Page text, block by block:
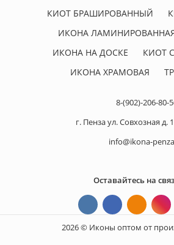
КИОТ БРАШИРОВАННЫЙ
ИКОНА
ИКОНА НА ДОСКЕ
КИОТ
ИКОНА ХРАМОВАЯ
8-(902)-206-80-
г. Пенза ул. Совхозная д.
info@ikona-
Оставайтесь на
2026 © Иконы оптом от